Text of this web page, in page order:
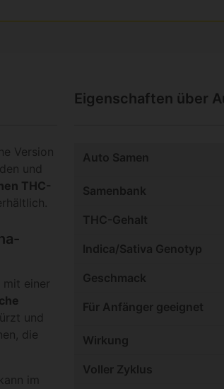
Version
und
THC-
mit einer
und
die
im
Eigenschaften über
Auto Samen
Samenbank
THC-Gehalt
Indica/Sativa Genotyp
Geschmack
Für Anfänger geeignet
Wirkung
Voller Zyklus